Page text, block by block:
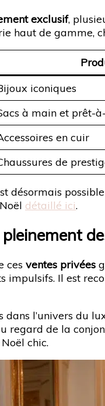
exclusif,
haut de gamme,
iconiques
à main et prêt-
en cuir
de
désormais
détaillé ici.
ces ventes privées
impulsifs. Il est
dans l’univers du
regard de la
chic.